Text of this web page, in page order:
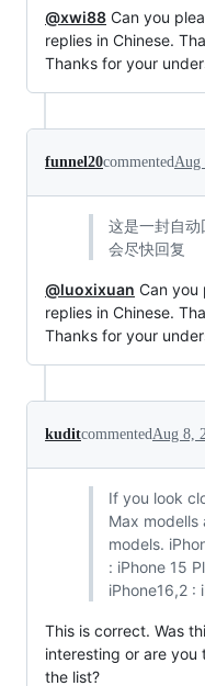
@xwi88 Can you
replies in Chinese.
Thanks for your
funnel20commented Aug
这是一封自
会尽快回复
@luoxixuan Can you
replies in Chinese.
Thanks for your
kuditcommented Aug 8,
If you look
Max modells
models.
: iPhone 15
iPhone16,2 :
This is correct. Was
interesting or are you
the list?